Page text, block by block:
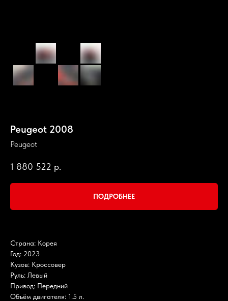
Peugeot 2008
Peugeot
1 880 522 р.
ПОДРОБНЕЕ
Страна: Корея
Год: 2023
Кузов: Кроссовер
Руль: Левый
Привод: Передний
Объём двигателя: 1.5 л.